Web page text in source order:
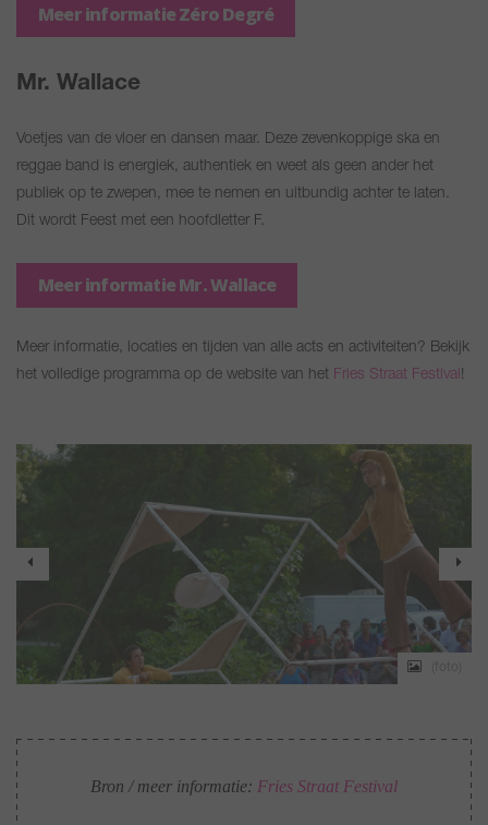
Meer informatie Zéro Degré
Mr. Wallace
Voetjes van de vloer en dansen maar. Deze zevenkoppige ska en
reggae band is energiek, authentiek en weet als geen ander het
publiek op te zwepen, mee te nemen en uitbundig achter te laten.
Dit wordt Feest met een hoofdletter F.
Meer informatie Mr. Wallace
Meer informatie, locaties en tijden van alle acts en activiteiten? Bekijk
het volledige programma op de website van het Fries Straat Festival !
Bron / meer informatie: Fries Straat Festival